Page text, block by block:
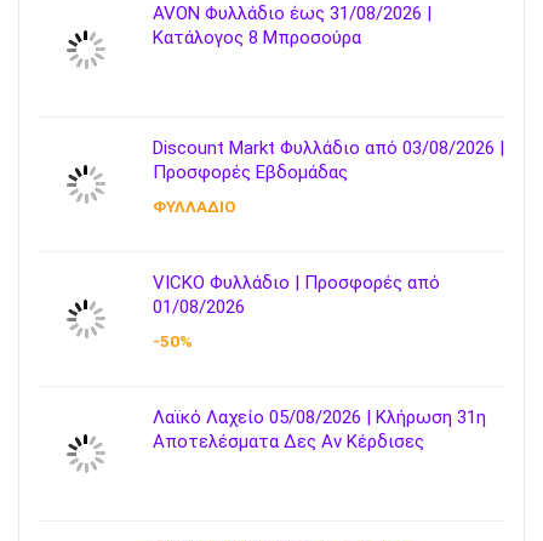
AVON Φυλλάδιο έως 31/08/2026 |
Κατάλογος 8 Μπροσούρα
Discount Markt Φυλλάδιο από 03/08/2026 |
Προσφορές Εβδομάδας
ΦΥΛΛΑΔΙΟ
VICKO Φυλλάδιο | Προσφορές από
01/08/2026
-50%
Λαϊκό Λαχείο 05/08/2026 | Κλήρωση 31η
Αποτελέσματα Δες Αν Κέρδισες